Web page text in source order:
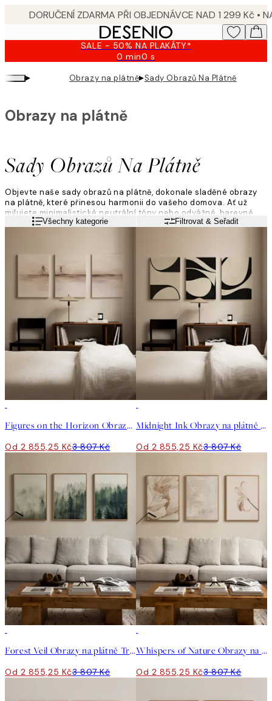
SALE - 50% NA PLAKÁTY*
0 min0 s
Platné
do:
2026-
▸ Obrazy na plátně▸Sady Obrazů Na Plátně
Sady Obrazů Na Plátně
Obrazy na plátně
Objevte naše sady obrazů na plátně, dokonale sladěné obrazy
na plátně, které přinesou harmonii do vašeho domova. Ať už
milujete minimalistické neutrální tóny nebo odvážné, barevné
obrazy, naše pečlivě vybrané kolekce vám usnadní stylové
Přečtěte si víceVšechny kategorie Filtrovat & Seřadit
Figures on the Horizon Obrazy na plátně Trio
Od 2 855,25 Kč3 807 Kč
Midnight Ink Obrazy na plátně Trio
Od 2 855,25 Kč3 807 Kč
Forest Veil Obrazy na plátně Trio
Od 2 855,25 Kč3 807 Kč
Whispers of Nature Obrazy na plátně Trio
Od 2 855,25 Kč3 807 Kč